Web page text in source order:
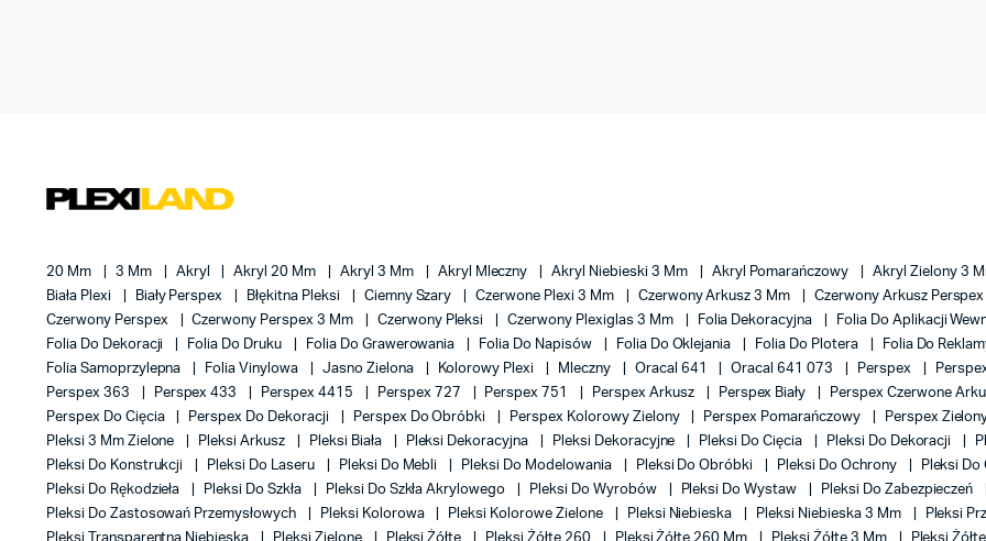
20 Mm 3 Mm Akryl Akryl 20 Mm Akryl 3 Mm Akryl Mleczny Akryl Niebieski 3 Mm Akryl Pomarańczowy Akryl Zielony 3
Biała Plexi
Biały Perspex Błękitna Pleksi Ciemny Szary Czerwone Plexi 3 Mm Czerwony Arkusz 3 Mm Czerwony Arkusz Perspex
Czerwony Perspex
Czerwony Perspex 3 Mm Czerwony Pleksi Czerwony Plexiglas 3 Mm Folia Dekoracyjna Folia Do Aplikacji
Folia Do Dekoracji
Folia Do Druku Folia Do Grawerowania Folia Do Napisów Folia Do Oklejania Folia Do Plotera Folia Do
Folia Samoprzylepna
Folia Vinylowa Jasno Zielona Kolorowy Plexi Mleczny Oracal 641 Oracal 641 073 Perspex
Perspex 363
Perspex 433 Perspex 4415 Perspex 727 Perspex 751 Perspex Arkusz Perspex Biały Perspex Czerwone
Perspex Do Cięcia
Perspex Do Dekoracji Perspex Do Obróbki Perspex Kolorowy Zielony Perspex Pomarańczowy Perspex
Pleksi 3 Mm Zielone
Pleksi Arkusz Pleksi Biała Pleksi Dekoracyjna Pleksi Dekoracyjne Pleksi Do Cięcia Pleksi Do Dekoracji
Pleksi Do Konstrukcji
Pleksi Do Laseru Pleksi Do Mebli Pleksi Do Modelowania Pleksi Do Obróbki Pleksi Do Ochrony Pleksi
Pleksi Do Rękodzieła
Pleksi Do Szkła Pleksi Do Szkła Akrylowego Pleksi Do Wyrobów Pleksi Do Wystaw Pleksi Do Zabezpieczeń
Pleksi Do Zastosowań Przemysłowych
Pleksi Kolorowa Pleksi Kolorowe Zielone Pleksi Niebieska Pleksi Niebieska 3 Mm Pleksi